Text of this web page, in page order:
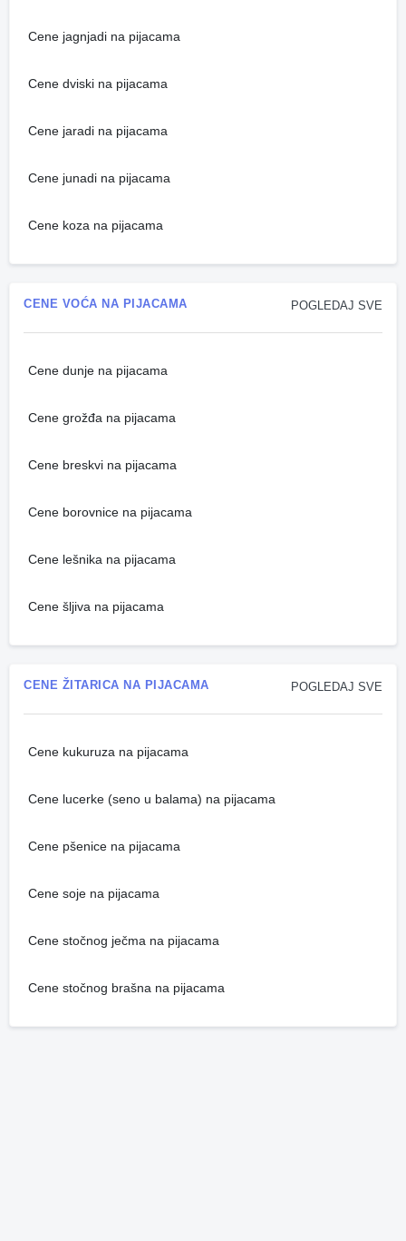
Cene jagnjadi na pijacama
Cene dviski na pijacama
Cene jaradi na pijacama
Cene junadi na pijacama
Cene koza na pijacama
POGLEDAJ SVE
CENE VOĆA NA PIJACAMA
Cene dunje na pijacama
Cene grožđa na pijacama
Cene breskvi na pijacama
Cene borovnice na pijacama
Cene lešnika na pijacama
Cene šljiva na pijacama
POGLEDAJ SVE
CENE ŽITARICA NA PIJACAMA
Cene kukuruza na pijacama
Cene lucerke (seno u balama) na pijacama
Cene pšenice na pijacama
Cene soje na pijacama
Cene stočnog ječma na pijacama
Cene stočnog brašna na pijacama